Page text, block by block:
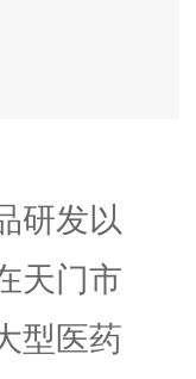
研发以
天门市
型医药